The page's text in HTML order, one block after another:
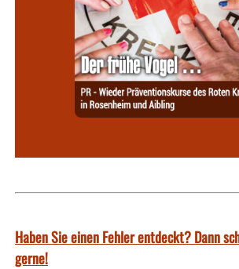
Haben Sie einen Fehler entdeckt? Dann
gerne!